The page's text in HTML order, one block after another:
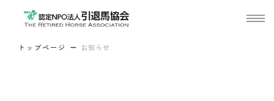
トップページ お知らせ